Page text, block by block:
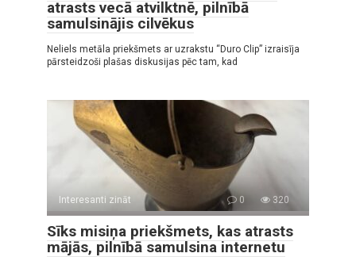
atrasts vecā atvilktnē, pilnībā
samulsinājis cilvēkus
Neliels metāla priekšmets ar uzrakstu “Duro Clip” izraisīja
pārsteidzoši plašas diskusijas pēc tam, kad
Interesanti zināt 0 320
Sīks misiņa priekšmets, kas atrasts
mājās, pilnībā samulsina internetu